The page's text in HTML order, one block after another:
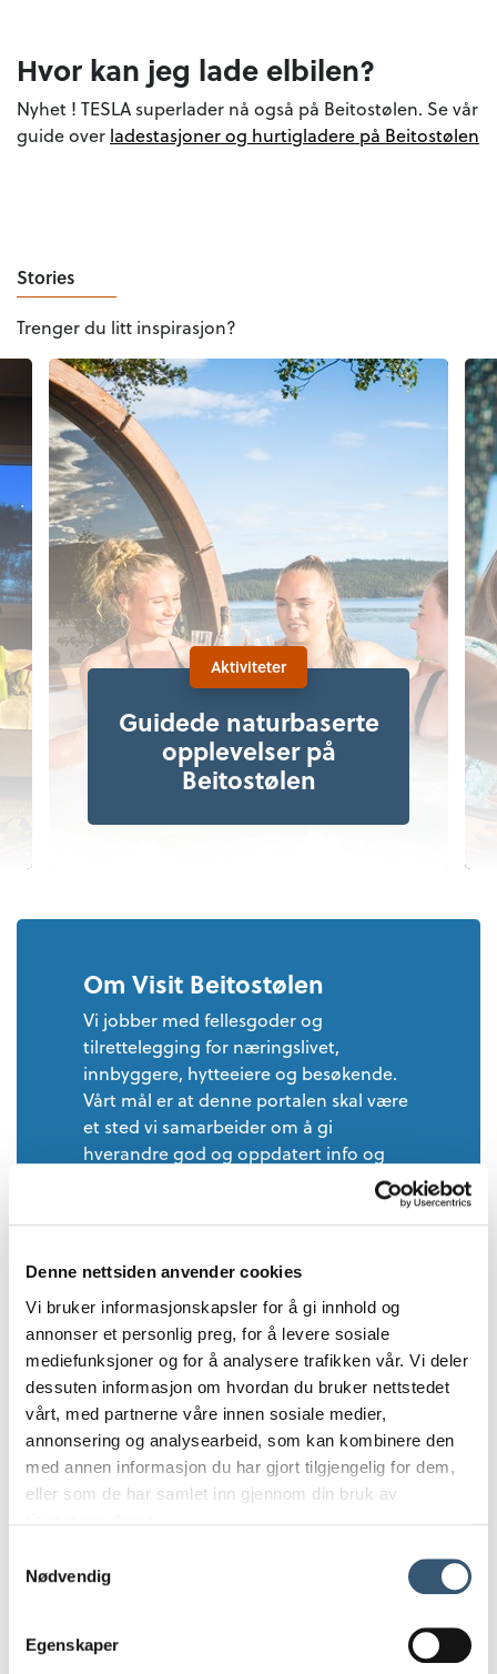
Denne nettsiden anvender cookies
Vi bruker informasjonskapsler for å gi innhold og
annonser et personlig preg, for å levere sosiale
mediefunksjoner og for å analysere trafikken vår. Vi deler
dessuten informasjon om hvordan du bruker nettstedet
vårt, med partnerne våre innen sosiale medier,
annonsering og analysearbeid, som kan kombinere den
med annen informasjon du har gjort tilgjengelig for dem,
eller som de har samlet inn gjennom din bruk av
Nødvendig
Egenskaper
Hvor kan jeg lade elbilen?
Nyhet ! TESLA superlader nå også på Beitostølen. Se vår
guide over ladestasjoner og hurtigladere på Beitostølen
Stories
Trenger du litt inspirasjon?
Aktiviteter
Guidede naturbaserte
opplevelser på
Beitostølen
Om Visit Beitostølen
Vi jobber med fellesgoder og
tilrettelegging for næringslivet,
innbyggere, hytteeiere og besøkende.
Vårt mål er at denne portalen skal være
et sted vi samarbeider om å gi
hverandre god og oppdatert info og
Kontakt og informasjon
Turistinformasjon er på
Velkomstsenteret i sentrum under
Lodge900.
Tel: 61 35 94 20